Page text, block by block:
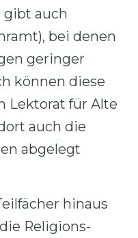
enroll in
gibt auch
bei denen
geringer
können diese
Lektorat für Alte
auch die
abgelegt
hinaus
Religions-